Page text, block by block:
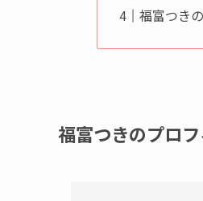
福富つき
福富つきのプロ